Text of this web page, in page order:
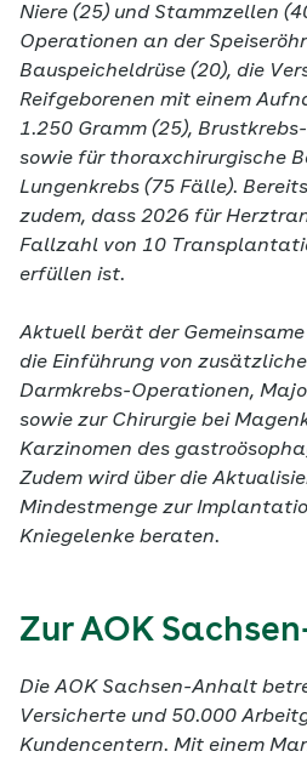
Niere (25) und Stammzellen
Operationen an der
Bauspeicheldrüse (20), die
Reifgeborenen mit einem
1.250 Gramm (25),
sowie für thoraxchirurgische
Lungenkrebs (75 Fälle).
zudem, dass 2026 für
Fallzahl von 10
erfüllen ist.
Aktuell berät der
die Einführung von
Darmkrebs-Operationen,
sowie zur Chirurgie bei
Karzinomen des
Zudem wird über die
Mindestmenge zur
Kniegelenke beraten.
Zur AOK
Die AOK Sachsen-Anhalt
Versicherte und 50.000
Kundencentern. Mit einem